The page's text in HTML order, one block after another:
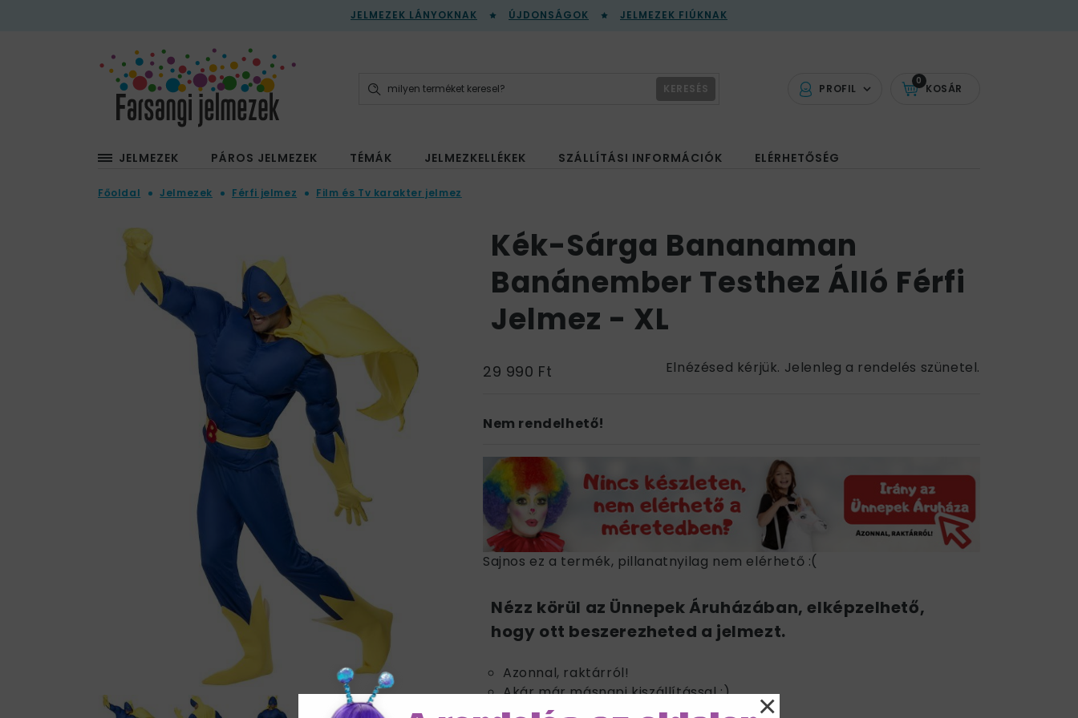
JELMEZEK LÁNYOKNAK ÚJDONSÁGOK JELMEZEK FIÚKNAK
PROFIL KOSÁR
0
KERESÉS
JELMEZEK PÁROS JELMEZEK TÉMÁK JELMEZKELLÉKEK SZÁLLÍTÁSI INFORMÁCIÓK ELÉRHETŐSÉG
Főoldal Jelmezek Férfi jelmez Film és Tv karakter jelmez
Kék-Sárga Bananaman
Banánember Testhez Álló Férfi
Jelmez - XL
29 990 Ft Elnézésed kérjük. Jelenleg a rendelés szünetel.
Nem rendelhető!
Sajnos ez a termék, pillanatnyilag nem elérhető :(
Nézz körül az Ünnepek Áruházában, elképzelhető,
hogy ott beszerezheted a jelmezt.
Azonnal, raktárról!
Akár már másnapi kiszállítással :)
×